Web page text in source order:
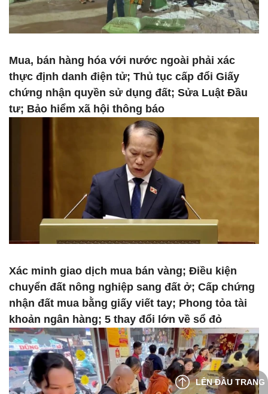
Mua, bán hàng hóa với nước ngoài phải xác
thực định danh điện tử; Thủ tục cấp đổi Giấy
chứng nhận quyền sử dụng đất; Sửa Luật Đầu
tư; Bảo hiểm xã hội thông báo
Xác minh giao dịch mua bán vàng; Điều kiện
chuyển đất nông nghiệp sang đất ở; Cấp chứng
nhận đất mua bằng giấy viết tay; Phong tỏa tài
khoản ngân hàng; 5 thay đổi lớn về sổ đỏ
LÊN ĐẦU TRANG